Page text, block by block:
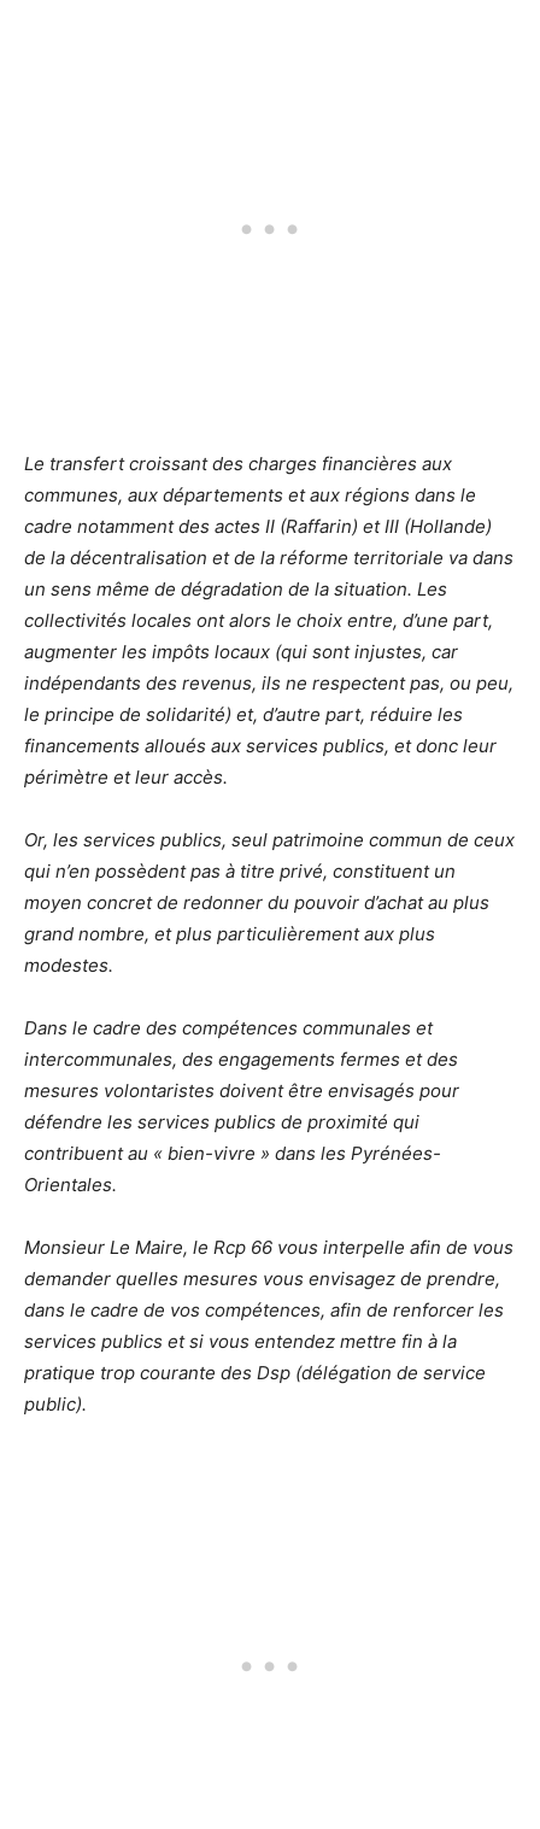
Le transfert croissant des charges financières aux
communes, aux départements et aux régions dans le
cadre notamment des actes II (Raffarin) et III (Hollande)
de la décentralisation et de la réforme territoriale va dans
un sens même de dégradation de la situation. Les
collectivités locales ont alors le choix entre, d’une part,
augmenter les impôts locaux (qui sont injustes, car
indépendants des revenus, ils ne respectent pas, ou peu,
le principe de solidarité) et, d’autre part, réduire les
financements alloués aux services publics, et donc leur
périmètre et leur accès.
Or, les services publics, seul patrimoine commun de ceux
qui n’en possèdent pas à titre privé, constituent un
moyen concret de redonner du pouvoir d’achat au plus
grand nombre, et plus particulièrement aux plus
modestes.
Dans le cadre des compétences communales et
intercommunales, des engagements fermes et des
mesures volontaristes doivent être envisagés pour
défendre les services publics de proximité qui
contribuent au « bien-vivre » dans les Pyrénées-
Orientales.
Monsieur Le Maire, le Rcp 66 vous interpelle afin de vous
demander quelles mesures vous envisagez de prendre,
dans le cadre de vos compétences, afin de renforcer les
services publics et si vous entendez mettre fin à la
pratique trop courante des Dsp (délégation de service
public).